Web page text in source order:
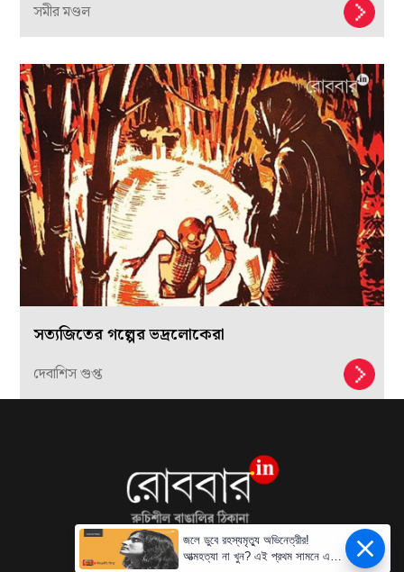
সমীর মণ্ডল
সত্যজিতের গল্পের ভদ্রলোকেরা
দেবাশিস গুপ্ত
জলে ডুবে রহস্যমৃত্যু অভিনেত্রীর!
আত্মহত্যা না খুন? এই প্রথম সামনে এল